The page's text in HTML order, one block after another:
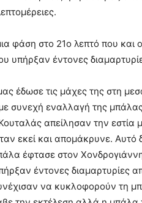
φάση στο 21ο λεπτό που και
υπήρξαν έντονες
έδωσε τις μάχες της στη
συνεχή εναλλαγή της μπάλας
απείλησαν την εστία
εκεί και απομάκρυνε. Αυτό
έφτασε στον
έντονες διαμαρτυρίες
να κυκλοφορούν τη